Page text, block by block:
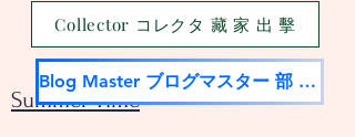
Summer Time
Collector コレクタ 藏 家 出 擊
Blog Master ブログマスター 部 落 名 家